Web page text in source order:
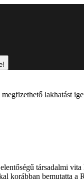
lakhatást
társadalmi
korábban bemutatta